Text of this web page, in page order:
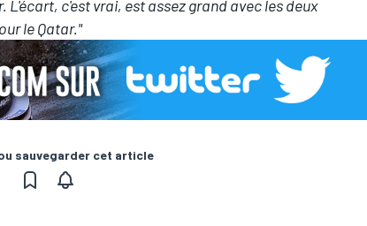
c'est vrai, est assez grand avec les deux
le Qatar."
sauvegarder cet article